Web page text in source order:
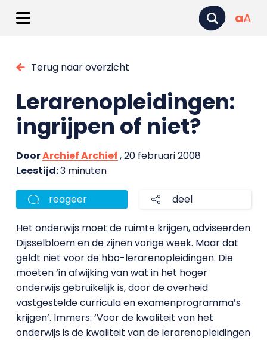
aA
Terug naar overzicht
Lerarenopleidingen:
ingrijpen of niet?
DoorArchief Archief, 20 februari 2008
Leestijd:3 minuten
reageer deel
Het onderwijs moet de ruimte krijgen, adviseerden
Dijsselbloem en de zijnen vorige week. Maar dat
geldt niet voor de hbo-lerarenopleidingen. Die
moeten ‘in afwijking van wat in het hoger
onderwijs gebruikelijk is, door de overheid
vastgestelde curricula en examenprogramma’s
krijgen’. Immers: ‘Voor de kwaliteit van het
onderwijs is de kwaliteit van de lerarenopleidingen